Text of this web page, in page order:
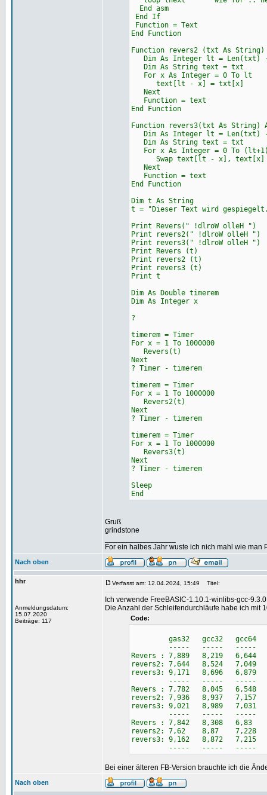
End asm
End If
Function = Text
End Function
Function revers2 (txt As String)
Dim As Integer lt = Len(txt)
Dim As String text = txt
For x As Integer = 0 To lt
text[lt - x] = txt[x]
Next
Function = text
End Function
Function revers3(txt As String)
Dim As Integer lt = Len(txt)
Dim As String text = txt
For x As Integer = 0 To
Swap text[lt - x], text[x]
Next
Function = text
End Function
Dim t As String
t = "Dieser Text wird
Print Revers(" !dlroW olleH ")
Print revers2(" !dlroW olleH ")
Print revers3(" !dlroW olleH ")
Print Revers (t)
Print revers2 (t)
Print revers3 (t)
Print t
Dim As Double timerem
Dim As Integer x
?
timerem = Timer
For x = 1 To 1000000
Revers(t)
Next
? Timer - timerem
timerem = Timer
For x = 1 To 1000000
Revers2(t)
Next
? Timer - timerem
timerem = Timer
For x = 1 To 1000000
Revers3(t)
Next
? Timer - timerem
Sleep
End
Gruß
grindstone
For ein halbes Jahr wuste ich nich mahl wie man
Nach oben
hhr
Anmeldungsdatum:
15.07.2020
Beiträge: 117
Verfasst am: 12.04.2024, 15:49 Titel:
Ich verwende FreeBASIC-1.10.1-winlibs-gcc-
Die Anzahl der Schleifendurchläufe habe ich mit
Code:
gas32 gcc32 gcc64
----- ----- -----
Revers : 7,889 8,219 6,644
revers2: 7,644 8,524 7,049
revers3: 9,171 8,696 6,879
----- ----- -----
Revers : 7,782 8,045 6,548
revers2: 7,936 8,937 7,157
revers3: 9,021 8,989 7,031
----- ----- -----
Revers : 7,842 8,308 6,83
revers2: 7,62 8,87 7,228
revers3: 9,162 8,872 7,215
----- ----- -----
Bei einer älteren FB-Version brauchte ich die
Nach oben